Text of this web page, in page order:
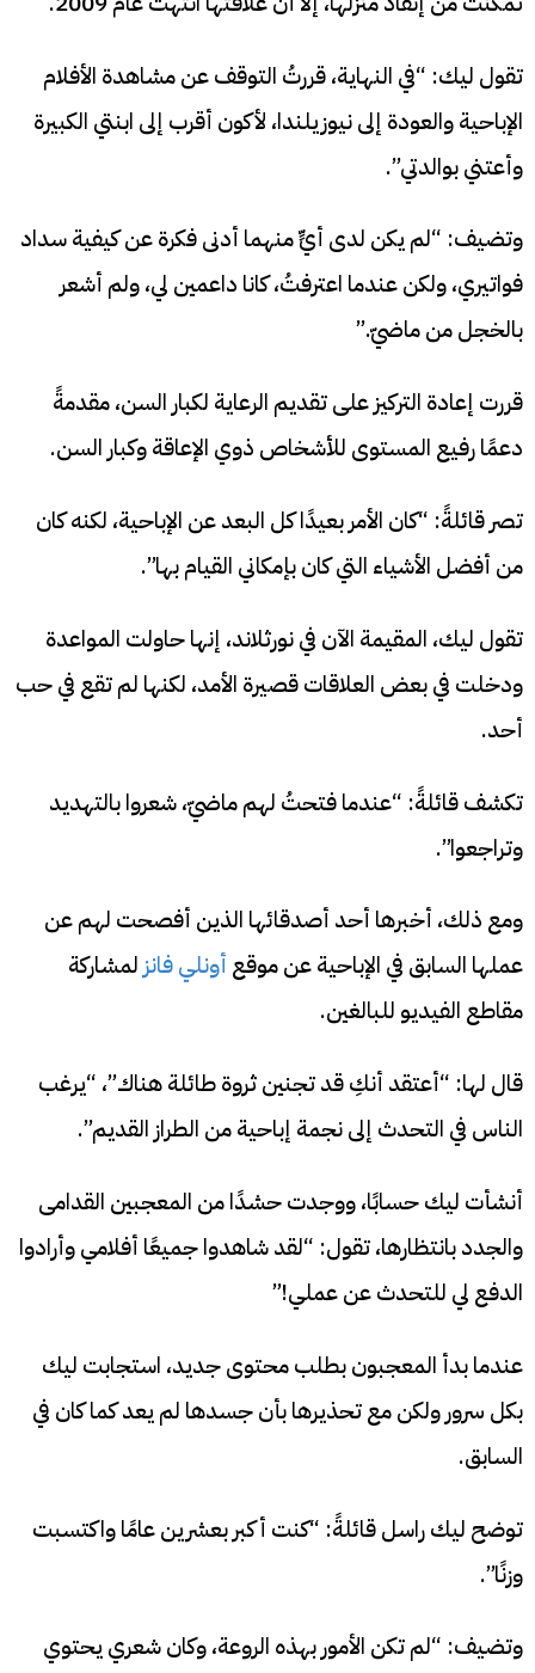
تقول ليك: “في النهاية، قررتُ التوقف عن مشاهدة الأفلام
الإباحية والعودة إلى نيوزيلندا، لأكون أقرب إلى ابنتي الكبيرة
وأعتني بوالدتي”.
وتضيف: “لم يكن لدى أيٍّ منهما أدنى فكرة عن كيفية سداد
فواتيري، ولكن عندما اعترفتُ، كانا داعمين لي، ولم أشعر
بالخجل من ماضيّ.”
قررت إعادة التركيز على تقديم الرعاية لكبار السن، مقدمةً
دعمًا رفيع المستوى للأشخاص ذوي الإعاقة وكبار السن.
تصر قائلةً: “كان الأمر بعيدًا كل البعد عن الإباحية، لكنه كان
من أفضل الأشياء التي كان بإمكاني القيام بها”.
تقول ليك، المقيمة الآن في نورثلاند، إنها حاولت المواعدة
ودخلت في بعض العلاقات قصيرة الأمد، لكنها لم تقع في حب
أحد.
تكشف قائلةً: “عندما فتحتُ لهم ماضيّ، شعروا بالتهديد
وتراجعوا”.
ومع ذلك، أخبرها أحد أصدقائها الذين أفصحت لهم عن
عملها السابق في الإباحية عن موقع أونلي فانز لمشاركة
مقاطع الفيديو للبالغين.
قال لها: “أعتقد أنكِ قد تجنين ثروة طائلة هناك”، “يرغب
الناس في التحدث إلى نجمة إباحية من الطراز القديم”.
أنشأت ليك حسابًا، ووجدت حشدًا من المعجبين القدامى
والجدد بانتظارها، تقول: “لقد شاهدوا جميعًا أفلامي وأرادوا
الدفع لي للتحدث عن عملي!”
عندما بدأ المعجبون بطلب محتوى جديد، استجابت ليك
بكل سرور ولكن مع تحذيرها بأن جسدها لم يعد كما كان في
السابق.
توضح ليك راسل قائلةً: “كنت أكبر بعشرين عامًا واكتسبت
وزنًا”.
وتضيف: “لم تكن الأمور بهذه الروعة، وكان شعري يحتوي